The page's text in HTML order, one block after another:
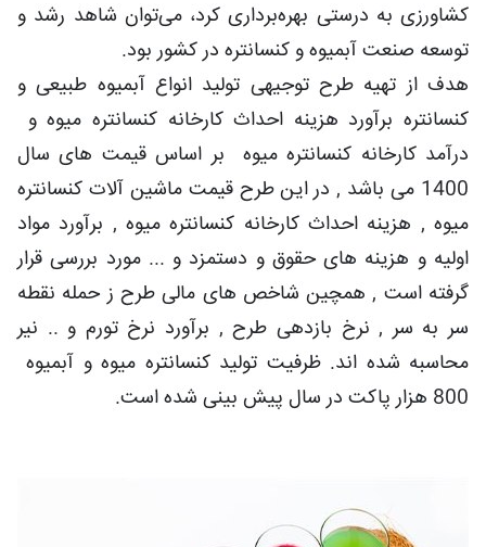
کشاورزی به درستی بهره‌برداری کرد، می‌توان شاهد رشد و
توسعه صنعت آبمیوه و کنسانتره در کشور بود.
هدف از تهیه طرح توجیهی تولید انواع آبمیوه طبیعی و
کنسانتره برآورد هزینه احداث کارخانه کنسانتره میوه و
درآمد کارخانه کنسانتره میوه بر اساس قیمت های سال
1400 می باشد , در این طرح قیمت ماشین آلات کنسانتره
میوه , هزینه احداث کارخانه کنسانتره میوه , برآورد مواد
اولیه و هزینه های حقوق و دستمزد و ... مورد بررسی قرار
گرفته است , همچین شاخص های مالی طرح ز حمله نقطه
سر به سر , نرخ بازدهی طرح , برآورد نرخ تورم و .. نیر
محاسبه شده اند. ظرفیت تولید کنسانتره میوه و آبمیوه
800 هزار پاکت در سال پیش بینی شده است.